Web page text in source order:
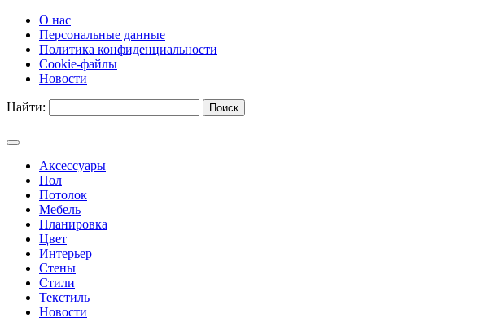
О нас
Персональные данные
Политика конфиденциальности
Cookie-файлы
Новости
Найти:
Аксессуары
Пол
Потолок
Мебель
Планировка
Цвет
Интерьер
Стены
Стили
Текстиль
Новости